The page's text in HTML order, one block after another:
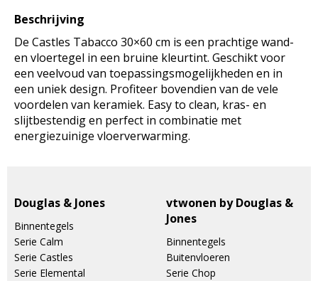
Beschrijving
De Castles Tabacco 30×60 cm is een prachtige wand-
en vloertegel in een bruine kleurtint. Geschikt voor
een veelvoud van toepassingsmogelijkheden en in
een uniek design. Profiteer bovendien van de vele
voordelen van keramiek. Easy to clean, kras- en
slijtbestendig en perfect in combinatie met
energiezuinige vloerverwarming.
Douglas & Jones
Binnentegels
Serie Calm
Serie Castles
Serie Elemental
vtwonen by Douglas &
Jones
Binnentegels
Buitenvloeren
Serie Chop